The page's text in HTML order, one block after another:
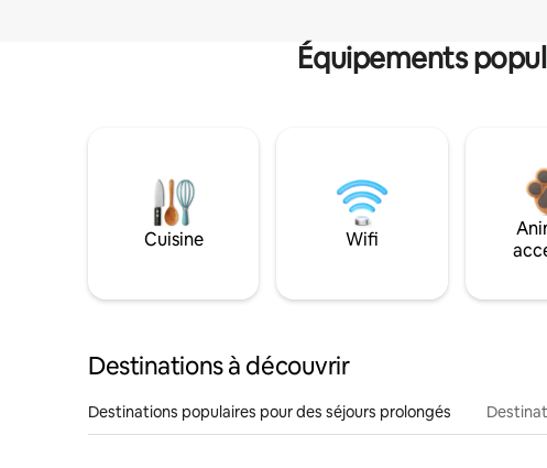
Équipements
Cuisine Wifi
Destinations à découvrir
Destinations populaires pour des séjours prolongés